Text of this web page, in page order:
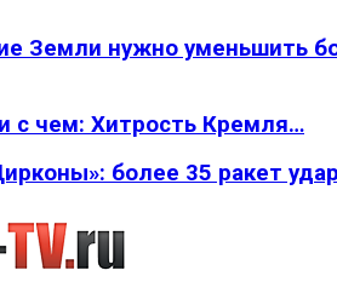
Земли нужно уменьшить
с чем: Хитрость Кремля…
более 35 ракет